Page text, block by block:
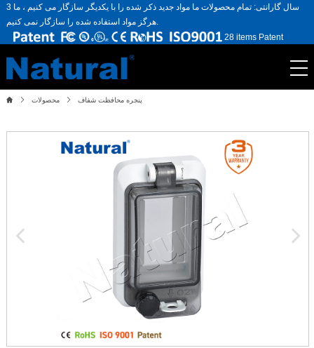
3 سال گارانتی: تمام محصولات ما مواد جدید ذکر شده را با یکدیگر سازگار می کنیم ، ما
هرگز مواد استفاده شده را سازگار نمی کنیم.
28 items Patent
محصولات پنجره محافظت شفاف